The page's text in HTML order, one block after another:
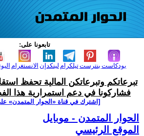
تابعونا على:
الانستغرام لينكدإن تيلكرامبنترست بودكاست
تبرعاتكم وتبرعاتكن المالية تحفظ
فشاركونا في دعم استمرارية هذا
[اشترك في قناة ‫«الحوار المتمدن»
الحوار المتمدن - موبايل
الموقع الرئيسي